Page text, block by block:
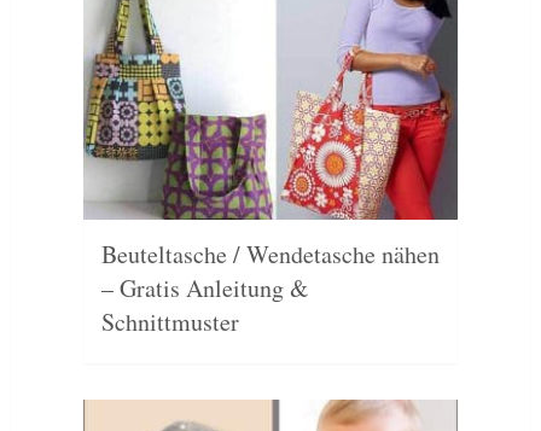
Beuteltasche / Wendetasche nähen
– Gratis Anleitung &
Schnittmuster